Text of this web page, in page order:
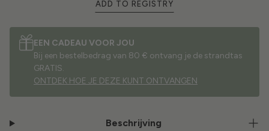
ADD TO REGISTRY
EEN CADEAU VOOR JOU
Bij een bestelbedrag van 80 € ontvang je de strandtas
GRATIS.
ONTDEK HOE JE DEZE KUNT ONTVANGEN
Beschrijving